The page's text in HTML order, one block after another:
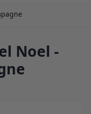
Noel -